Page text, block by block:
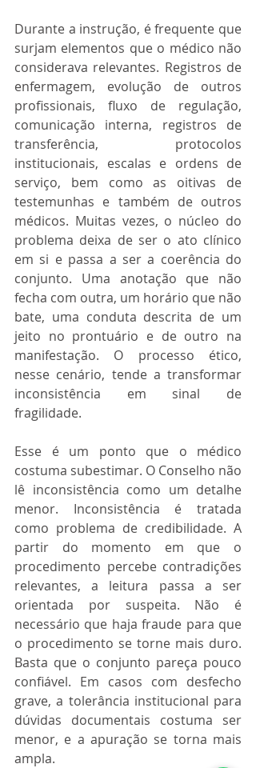
Durante a instrução, é frequente que
surjam elementos que o médico não
considerava relevantes. Registros de
enfermagem, evolução de outros
profissionais, fluxo de regulação,
comunicação interna, registros de
transferência, protocolos
institucionais, escalas e ordens de
serviço, bem como as oitivas de
testemunhas e também de outros
médicos. Muitas vezes, o núcleo do
problema deixa de ser o ato clínico
em si e passa a ser a coerência do
conjunto. Uma anotação que não
fecha com outra, um horário que não
bate, uma conduta descrita de um
jeito no prontuário e de outro na
manifestação. O processo ético,
nesse cenário, tende a transformar
inconsistência em sinal de
fragilidade.
Esse é um ponto que o médico
costuma subestimar. O Conselho não
lê inconsistência como um detalhe
menor. Inconsistência é tratada
como problema de credibilidade. A
partir do momento em que o
procedimento percebe contradições
relevantes, a leitura passa a ser
orientada por suspeita. Não é
necessário que haja fraude para que
o procedimento se torne mais duro.
Basta que o conjunto pareça pouco
confiável. Em casos com desfecho
grave, a tolerância institucional para
dúvidas documentais costuma ser
menor, e a apuração se torna mais
ampla.